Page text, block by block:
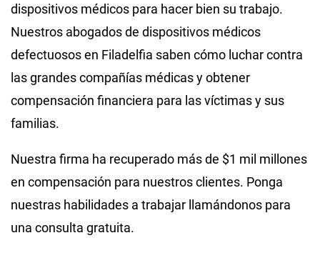
dispositivos médicos para hacer bien su trabajo.
Nuestros abogados de dispositivos médicos
defectuosos en Filadelfia saben cómo luchar contra
las grandes compañías médicas y obtener
compensación financiera para las víctimas y sus
familias.
Nuestra firma ha recuperado más de $1 mil millones
en compensación para nuestros clientes. Ponga
nuestras habilidades a trabajar llamándonos para
una consulta gratuita.